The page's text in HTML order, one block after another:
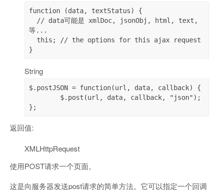
function (data, textStatus) {
等...
}
String
$.postJSON = function(url, data, callback) {
};
返回值:
XMLHttpRequest
使用POST请求一个页面。
这是向服务器发送post请求的简单方法。它可以指定一个回调